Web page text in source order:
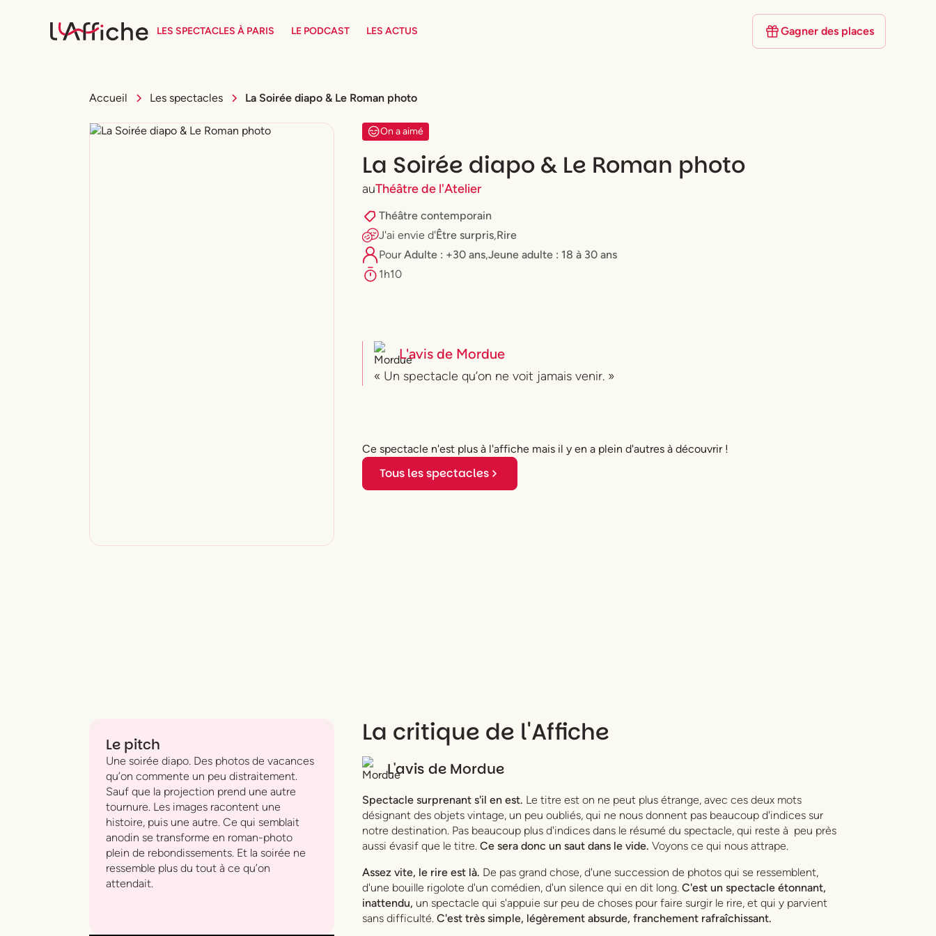
LES SPECTACLES À PARIS LE PODCAST LES ACTUS Gagner des places
Accueil Les spectacles La Soirée diapo & Le Roman photo
On a aimé
La Soirée diapo & Le Roman photo
auThéâtre de l'Atelier
Théâtre contemporain
J'ai envie d'Être surpris,Rire
PourAdulte : +30 ans,⁠Jeune adulte : 18 à 30 ans
1h10
L'avis de Mordue
« Un spectacle qu’on ne voit jamais venir. »
Ce spectacle n'est plus à l'affiche mais il y en a plein d'autres à découvrir !
Tous les spectacles
Le pitch
Une soirée diapo. Des photos de vacances
qu’on commente un peu distraitement.
Sauf que la projection prend une autre
tournure. Les images racontent une
histoire, puis une autre. Ce qui semblait
anodin se transforme en roman-photo
plein de rebondissements. Et la soirée ne
ressemble plus du tout à ce qu’on
attendait.
La critique de l'Affiche
L'avis de Mordue
Spectacle surprenant s'il en est. Le titre est on ne peut plus étrange, avec ces deux mots
désignant des objets vintage, un peu oubliés, qui ne nous donnent pas beaucoup d'indices sur
notre destination. Pas beaucoup plus d'indices dans le résumé du spectacle, qui reste à peu près
aussi évasif que le titre. Ce sera donc un saut dans le vide. Voyons ce qui nous attrape.
Assez vite, le rire est là. De pas grand chose, d'une succession de photos qui se ressemblent,
d'une bouille rigolote d'un comédien, d'un silence qui en dit long. C'est un spectacle étonnant,
inattendu, un spectacle qui s'appuie sur peu de choses pour faire surgir le rire, et qui y parvient
sans difficulté. C'est très simple, légèrement absurde, franchement rafraîchissant.